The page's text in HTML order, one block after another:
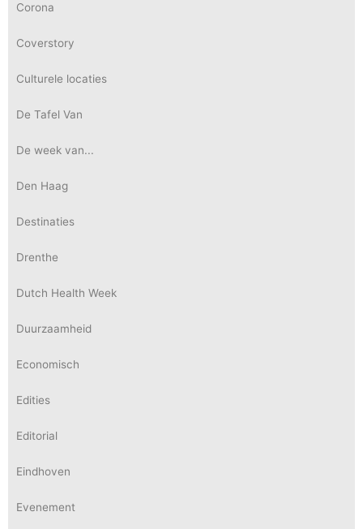
Corona
Coverstory
Culturele locaties
De Tafel Van
De week van...
Den Haag
Destinaties
Drenthe
Dutch Health Week
Duurzaamheid
Economisch
Edities
Editorial
Eindhoven
Evenement